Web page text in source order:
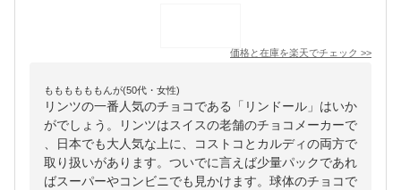
価格と在庫を楽天でチェック >>
ももももももんが(50代・女性)
リンツの一番人気のチョコである「リンドール」はいか
がでしょう。リンツはスイスの老舗のチョコメーカーで
、日本でも大人気な上に、コストコとカルディの両方で
取り扱いがあります。ついでに言えば少量パックであれ
ばスーパーやコンビニでも見かけます。球体のチョコで